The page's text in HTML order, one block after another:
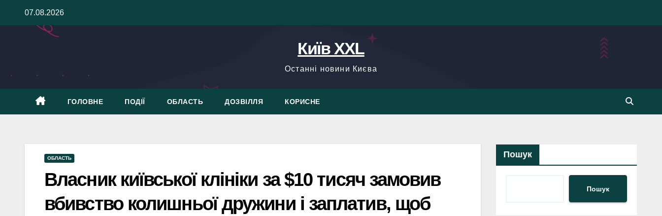
07.08.2026
Київ XXL
Останні новини Києва
ГОЛОВНЕ ПОДІЇ ОБЛАСТЬ ДОЗВІЛЛЯ КОРИСНЕ
ОБЛАСТЬ
Власник київської клініки за $10 тисяч замовив
вбивство колишньої дружини і заплатив, щоб
Пошук
Пошук